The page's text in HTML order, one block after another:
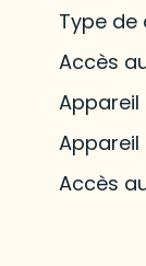
Type de
Accès
Appareil
Accès